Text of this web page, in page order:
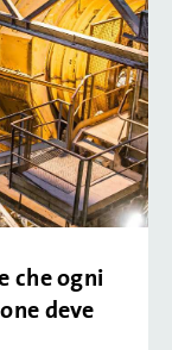
che ogni
deve